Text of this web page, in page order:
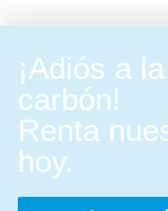
¡Adiós a
carbón!
Renta
hoy.